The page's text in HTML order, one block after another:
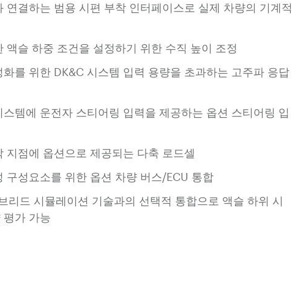
연결하는 범용 시편 부착 인터페이스로 실제 차량의 기계적
액슬 하중 조건을 설정하기 위한 수직 높이 조정
를 위한 DK&C 시스템 입력 용량을 초과하는 고주파 응답
템에 운전자 스티어링 입력을 제공하는 옵션 스티어링 입
지점에 옵션으로 제공되는 다축 로드셀
구성요소를 위한 옵션 차량 버스/ECU 통합
리드 시뮬레이션 기술과의 선택적 통합으로 액슬 하위 시
평가 가능